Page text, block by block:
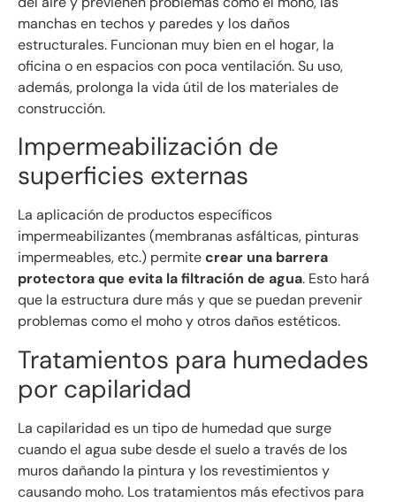
manchas en techos y paredes y los daños
estructurales. Funcionan muy bien en el hogar, la
oficina o en espacios con poca ventilación. Su uso,
además, prolonga la vida útil de los materiales de
construcción.
Impermeabilización de
superficies externas
La aplicación de productos específicos
impermeabilizantes (membranas asfálticas, pinturas
impermeables, etc.) permitecrear una barrera
protectora que evita la filtración de agua. Esto hará
que la estructura dure más y que se puedan prevenir
problemas como el moho y otros daños estéticos.
Tratamientos para humedades
por capilaridad
La capilaridad es un tipo de humedad que surge
cuando el agua sube desde el suelo a través de los
muros dañando la pintura y los revestimientos y
causando moho. Los tratamientos más efectivos para